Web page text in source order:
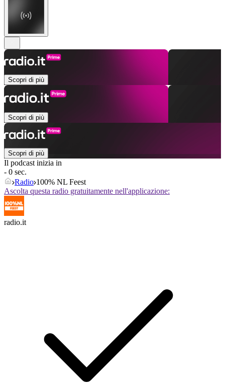
Scopri di più
Scopri di più
Scopri di più
Il podcast inizia in
- 0 sec.
Radio 100% NL Feest
Ascolta questa radio gratuitamente nell'applicazione:
radio.it